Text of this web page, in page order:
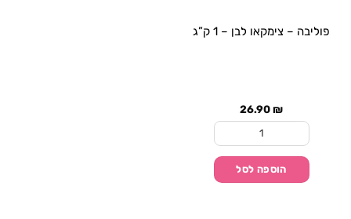
פוליבה – צימקאו לבן – 1 ק”ג
26.90₪
כמות של פוליבה - צימקאו לבן - 1 ק"ג
הוספה לסל